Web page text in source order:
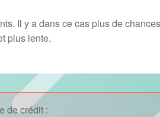
Il y a dans ce cas plus de
plus lente.
de crédit :